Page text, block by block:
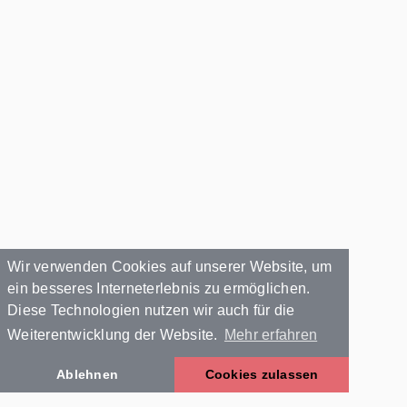
Wir verwenden Cookies auf unserer Website, um
ein besseres Interneterlebnis zu ermöglichen.
Diese Technologien nutzen wir auch für die
Weiterentwicklung der Website.
Mehr erfahren
Ablehnen Cookies zulassen